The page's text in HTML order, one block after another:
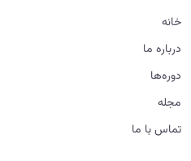
خانه
درباره ما
دوره‌ها
مجله
تماس با ما